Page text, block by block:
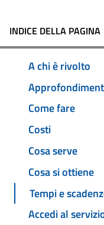
INDICE DELLA PAGINA
A chi è rivolto
Come fare
Costi
Cosa serve
Cosa si ottiene
Tempi e
Accedi al